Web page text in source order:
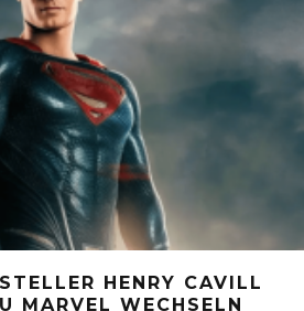
HENRY CAVILL
MARVEL WECHSELN